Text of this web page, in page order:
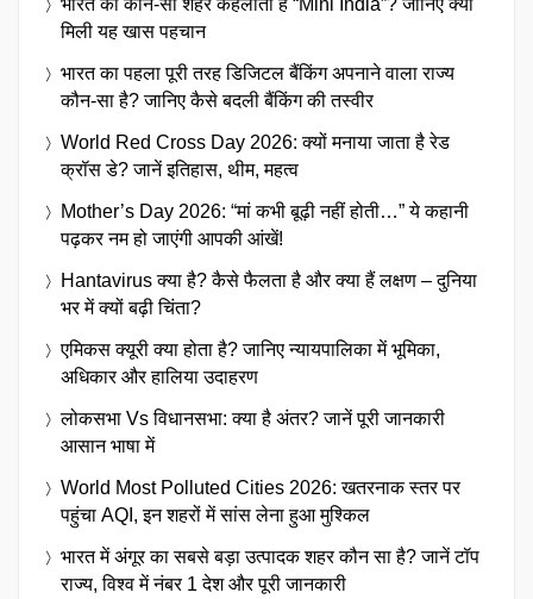
भारत का कौन-सा शहर कहलाता है “Mini India”? जानिए क्यों
मिली यह खास पहचान
भारत का पहला पूरी तरह डिजिटल बैंकिंग अपनाने वाला राज्य
कौन-सा है? जानिए कैसे बदली बैंकिंग की तस्वीर
World Red Cross Day 2026: क्यों मनाया जाता है रेड
क्रॉस डे? जानें इतिहास, थीम, महत्व
Mother’s Day 2026: “मां कभी बूढ़ी नहीं होती…” ये कहानी
पढ़कर नम हो जाएंगी आपकी आंखें!
Hantavirus क्या है? कैसे फैलता है और क्या हैं लक्षण – दुनिया
भर में क्यों बढ़ी चिंता?
एमिकस क्यूरी क्या होता है? जानिए न्यायपालिका में भूमिका,
अधिकार और हालिया उदाहरण
लोकसभा Vs विधानसभा: क्या है अंतर? जानें पूरी जानकारी
आसान भाषा में
World Most Polluted Cities 2026: खतरनाक स्तर पर
पहुंचा AQI, इन शहरों में सांस लेना हुआ मुश्किल
भारत में अंगूर का सबसे बड़ा उत्पादक शहर कौन सा है? जानें टॉप
राज्य, विश्व में नंबर 1 देश और पूरी जानकारी